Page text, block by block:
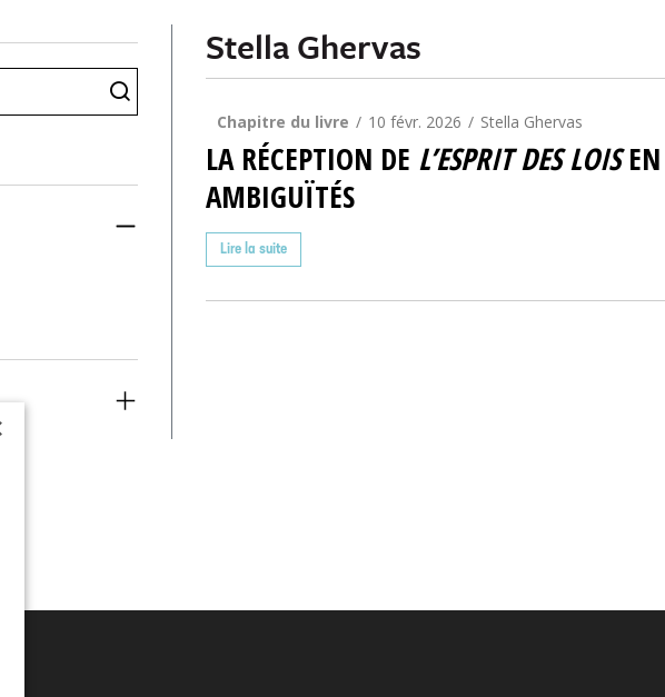
Stella Ghervas
Chapitre du livre 10 févr. 2026 Stella Ghervas
LA RÉCEPTION DE L’ESPRIT DES LOISEN
AMBIGUÏTÉS
Lire la suite